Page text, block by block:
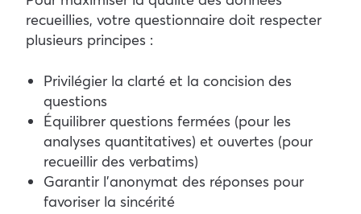
recueillies, votre questionnaire doit respecter
plusieurs principes :
Privilégier la clarté et la concision des
questions
Équilibrer questions fermées (pour les
analyses quantitatives) et ouvertes (pour
recueillir des verbatims)
Garantir l’anonymat des réponses pour
favoriser la sincérité